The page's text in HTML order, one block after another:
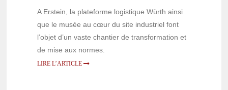
A Erstein, la plateforme logistique Würth ainsi
que le musée au cœur du site industriel font
l’objet d’un vaste chantier de transformation et
de mise aux normes.
LIRE L’ARTICLE